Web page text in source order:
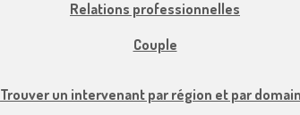
Relations professionnelles
Couple
Trouver un intervenant par région et par